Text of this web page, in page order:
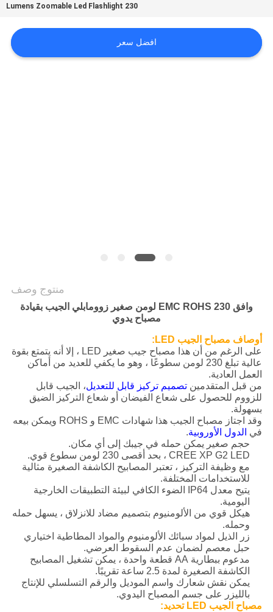
خريطة
الموقع
230 Lumens Zoomable Led Flashlight
افضل سعر
منتوج وصف
وافق EMC ROHS 230 لومن صغير زوومابلي الجيب بقيادة
مصباح يدوي
أوصاف مصباح الجيب LED:
على الرغم من أن هذا مصباح جيب صغير LED ، إلا أنه يتمتع بقوة
عالية تبلغ 230 لومن سطوعًا ، وهو ما يكفي للعديد من أماكن
العمل العادية.
من قبل المتقدمين تصميم تركيز قابل للتعديل، الجيب قابل
للزووم للحصول على شعاع الفيضان أو شعاع التركيز الضيق
بسهولة.
وقد اجتاز مصباح الجيب هذا شهادات EMC و ROHS ويمكن بيعه
في الدول الأوروبية.
حجم صغير يمكن حمله في جيبك إلى أي مكان.
CREE XP G2 LED ، بحد أقصى 230 لومن سطوع قوي.
مع وظيفة التركيز ، تعتبر المصابيح الكاشفة الصغيرة مثالية
للاستخدامات المختلفة.
يتيح معدل IP64 الضوء الكافي لبيئة التطبيقات الخارجية
اليومية.
هيكل قوي من الألومنيوم بتصميم مضاد للانزلاق ، يسهل حمله
وحمله.
زر الذيل لمواد سبائك الألومنيوم والمواد المطاطية اختياري
حبل معصم لضمان عدم السقوط العرضي.
مدعوم ببطارية AA قطعة واحدة ، يمكن تشغيل المصابيح
الكاشفة الصغيرة لمدة 2.5 ساعة تقريبًا.
يمكن نقش شعارك واسم الموديل والرقم التسلسلي للإنتاج
بالليزر على جسم المصباح اليدوي.
مصباح الجيب LED
تحديد: